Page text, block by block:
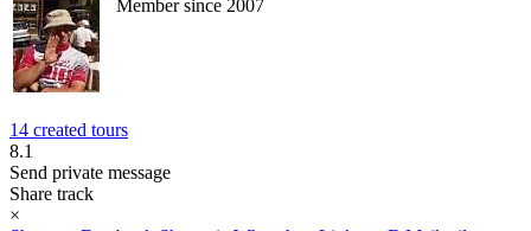
Member since 2007
14 created tours
8.1
Send private message
Share track
×